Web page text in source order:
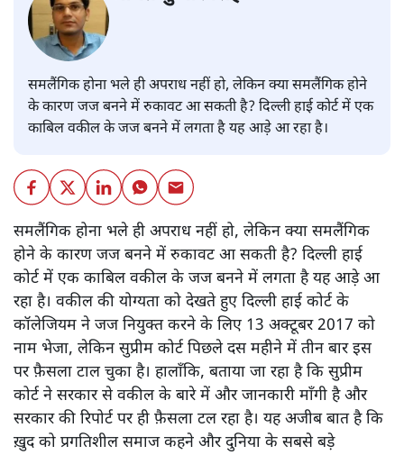
समलैंगिक होना भले ही अपराध नहीं हो, लेकिन क्या समलैंगिक होने
के कारण जज बनने में रुकावट आ सकती है? दिल्ली हाई कोर्ट में एक
काबिल वकील के जज बनने में लगता है यह आड़े आ रहा है।
समलैंगिक होना भले ही अपराध नहीं हो, लेकिन क्या समलैंगिक
होने के कारण जज बनने में रुकावट आ सकती है? दिल्ली हाई
कोर्ट में एक काबिल वकील के जज बनने में लगता है यह आड़े आ
रहा है। वकील की योग्यता को देखते हुए दिल्ली हाई कोर्ट के
कॉलेजियम ने जज नियुक्त करने के लिए 13 अक्टूबर 2017 को
नाम भेजा, लेकिन सुप्रीम कोर्ट पिछले दस महीने में तीन बार इस
पर फ़ैसला टाल चुका है। हालाँकि, बताया जा रहा है कि सुप्रीम
कोर्ट ने सरकार से वकील के बारे में और जानकारी माँगी है और
सरकार की रिपोर्ट पर ही फ़ैसला टल रहा है। यह अजीब बात है कि
ख़ुद को प्रगतिशील समाज कहने और दुनिया के सबसे बड़े